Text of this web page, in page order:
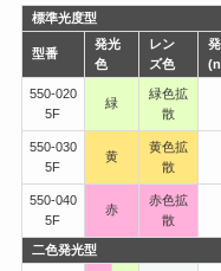
標準光度型
型番
発光
色
レン
ズ色
550-020
5F
緑
緑色拡
散
550-030
5F
黄
黄色拡
散
550-040
5F
赤
赤色拡
散
二色発光型